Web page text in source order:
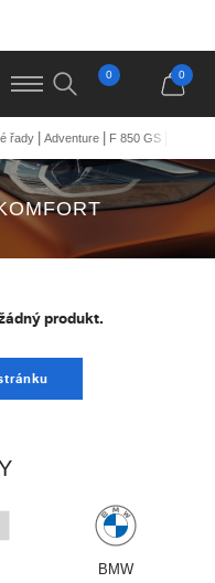
0 0
řady Adventure F 850 GS
produkt.
BMW